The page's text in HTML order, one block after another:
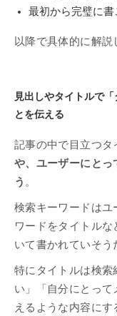
最初から完璧に書
以降で具体的に解説
見出しやタイトルで
とを伝える
記事の中で目立つタ
や、ユーザーにとっ
う 。
検索キーワードはユ
ワードをタイトル
いて書かれていそう
特にタイトルは検索
い」「自分にとって
えるような内容にす